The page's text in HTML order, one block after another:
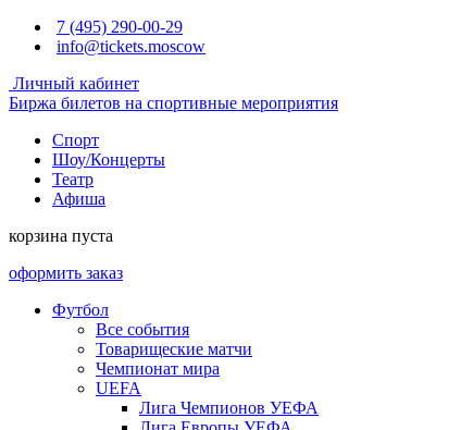
7 (495) 290-00-29
info@tickets.moscow
Личный кабинет
Биржа билетов на спортивные мероприятия
Спорт
Шоу/Концерты
Театр
Афиша
корзина пуста
оформить заказ
Футбол
Все события
Товарищеские матчи
Чемпионат мира
UEFA
Лига Чемпионов УЕФА